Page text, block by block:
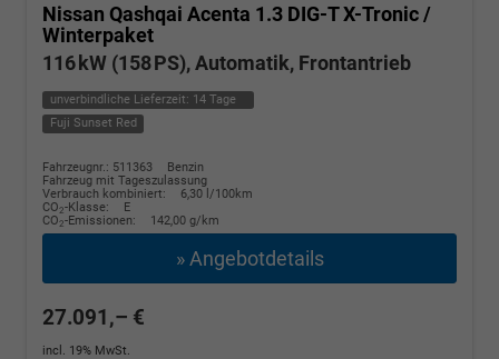
Nissan Qashqai Acenta 1.3 DIG-T X-Tronic /
Winterpaket
116 kW (158 PS), Automatik, Frontantrieb
unverbindliche Lieferzeit: 14 Tage
Fuji Sunset Red
Fahrzeugnr.: 511363
Benzin
Fahrzeug mit Tageszulassung
Verbrauch kombiniert:
6,30 l/100km
CO2-Klasse:
E
CO2-Emissionen: 142,00 g/km
» Angebotdetails
27.091,– €
incl. 19% MwSt.